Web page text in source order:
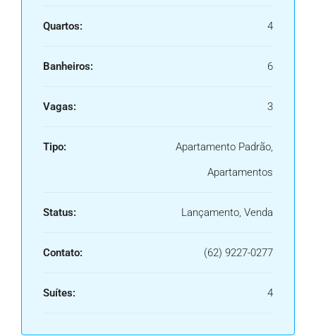
Quartos: 4
Banheiros: 6
Vagas: 3
Tipo:
Apartamento Padrão,
Apartamentos
Status: Lançamento, Venda
Contato: (62) 9227-0277
Suítes: 4